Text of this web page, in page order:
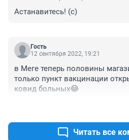
Астанавитесь! (с)
Гость
12 сентября 2022, 19:21
в Меге теперь половины
только пункт вакцинации
ковид больных😂
Читать все